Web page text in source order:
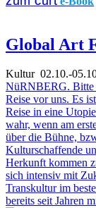
Global Art
Kultur02.10.-
NüRNBERG. Bitte
Reise vor uns. Es
Reise in eine
wahr, wenn am
über die Bühne,
Kulturschaffende
Herkunft kommen
sich intensiv mit
Transkultur im
bereits seit Jahren